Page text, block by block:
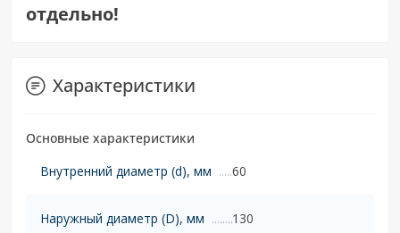
отдельно!
Характеристики
Основные характеристики
Внутренний диаметр (d), мм
60
Наружный диаметр (D), мм 130